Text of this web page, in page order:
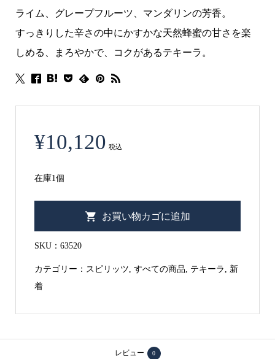
ライム、グレープフルーツ、マンダリンの芳香。
すっきりした辛さの中にかすかな天然蜂蜜の甘さを楽
しめる、まろやかで、コクがあるテキーラ。
¥10,120 税込
在庫1個
フ
お買い物カゴに追加
SKU： 63520
カテゴリー： スピリッツ すべての商品 テキーラ
新
着
レビュー 0